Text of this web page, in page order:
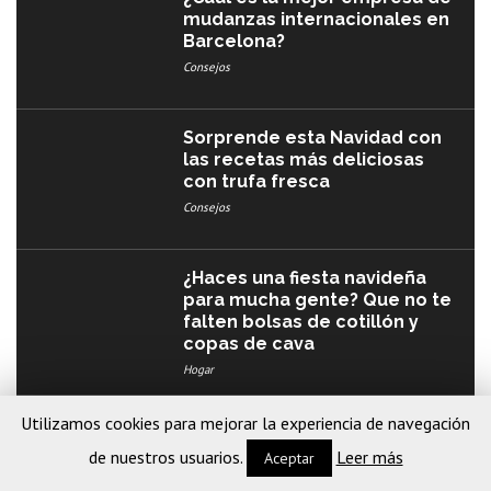
mudanzas internacionales en
Barcelona?
Consejos
Sorprende esta Navidad con
las recetas más deliciosas
con trufa fresca
Consejos
¿Haces una fiesta navideña
para mucha gente? Que no te
falten bolsas de cotillón y
copas de cava
Hogar
Los mejores libros de
seducción que debes leer
Utilizamos cookies para mejorar la experiencia de navegación
de nuestros usuarios.
Aceptar Leer más